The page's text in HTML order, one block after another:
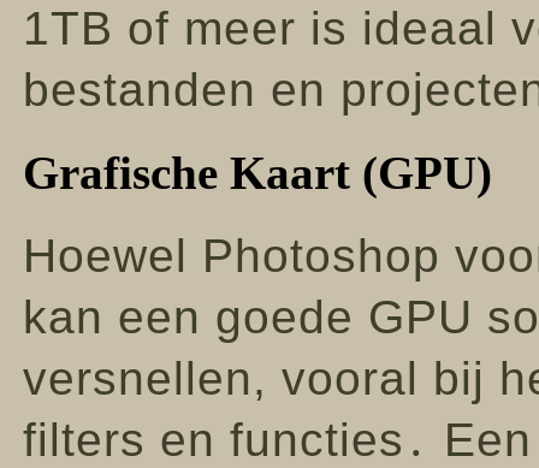
1TB of meer is ideaal
bestanden en
Grafische Kaart (GPU)
Hoewel Photoshop
kan een goede GPU
versnellen, vooral bij
filters en functies․